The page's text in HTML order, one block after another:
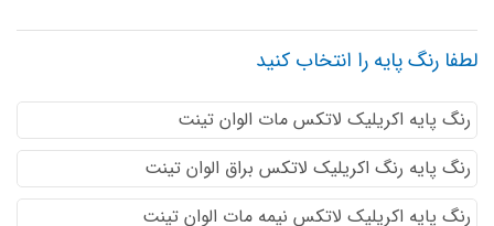
لطفا رنگ پایه را انتخاب کنید
رنگ پایه اكريليك لاتكس مات الوان تینت
رنگ پایه رنگ اكريليك لاتكس براق الوان تینت
رنگ پایه اكريليك لاتكس نيمه مات الوان تینت